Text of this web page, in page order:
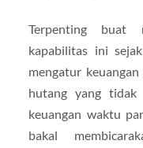
Terpenting buat
kapabilitas ini
mengatur
hutang yang
keuangan waktu
bakal